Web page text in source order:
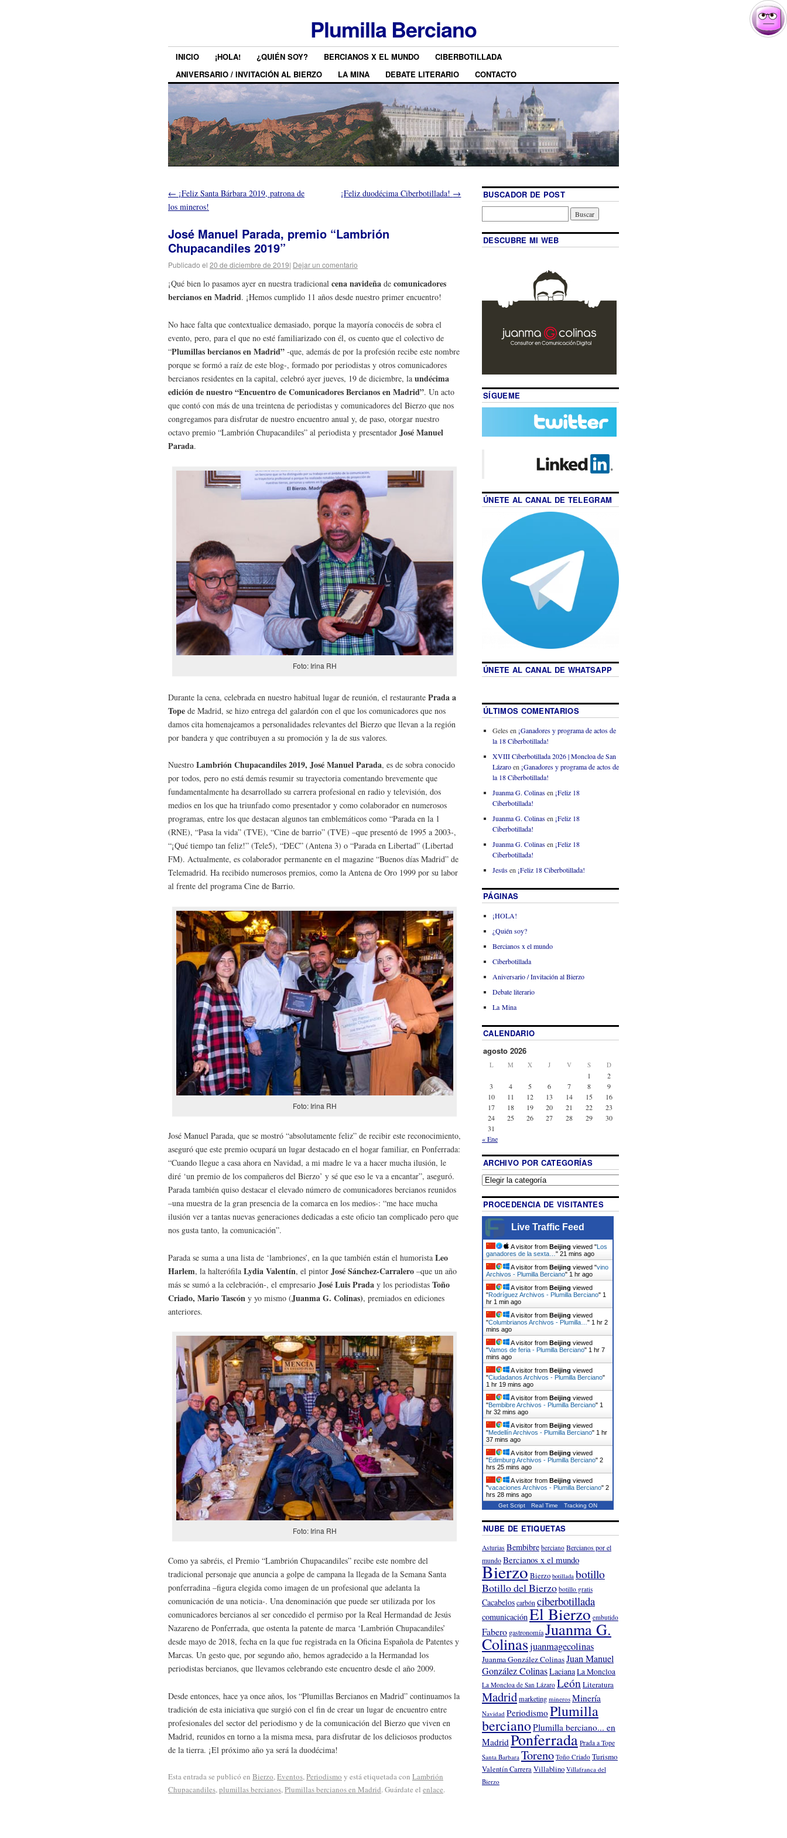
Plumilla Berciano
INICIO ¡HOLA! ¿QUIÉN SOY? BERCIANOS X EL MUNDO
CIBERBOTILLADA
ANIVERSARIO / INVITACIÓN AL BIERZO
LA MINA DEBATE LITERARIO CONTACTO
← ¡Feliz Santa Bárbara 2019, patrona de
los mineros!
¡Feliz duodécima Ciberbotillada! →
José Manuel Parada, premio “Lambrión
Chupacandiles 2019”
Publicado el 20 de diciembre de 2019| Dejar un comentario
¡Qué bien lo pasamos ayer en nuestra tradicional cena navideña de comunicadores
bercianos en Madrid. ¡Hemos cumplido 11 años desde nuestro primer encuentro!
No hace falta que contextualice demasiado, porque la mayoría conocéis de sobra el
evento, pero, para el que no esté familiarizado con él, os cuento que el colectivo de
“Plumillas bercianos en Madrid” -que, además de por la profesión recibe este nombre
porque se formó a raíz de este blog-, formado por periodistas y otros comunicadores
bercianos residentes en la capital, celebró ayer jueves, 19 de diciembre, la undécima
edición de nuestro “Encuentro de Comunicadores Bercianos en Madrid”. Un acto
que contó con más de una treintena de periodistas y comunicadores del Bierzo que nos
congregamos para disfrutar de nuestro encuentro anual y, de paso, otorgar nuestro
octavo premio “Lambrión Chupacandiles” al periodista y presentador José Manuel
Parada.
Foto: Irina RH
Durante la cena, celebrada en nuestro habitual lugar de reunión, el restaurante Prada a
Tope de Madrid, se hizo entrega del galardón con el que los comunicadores que nos
damos cita homenajeamos a personalidades relevantes del Bierzo que llevan a la región
por bandera y que contribuyen a su promoción y la de sus valores.
Nuestro Lambrión Chupacandiles 2019, José Manuel Parada, es de sobra conocido
por todos, pero no está demás resumir su trayectoria comentando brevemente que
fundamentalmente ha desarrollado su carrera profesional en radio y televisión, dos
medios en los que ha triunfado como presentador y como colaborador en numerosos
programas, entre los que destacan algunos tan emblemáticos como “Parada en la 1
(RNE), “Pasa la vida” (TVE), “Cine de barrio” (TVE) –que presentó de 1995 a 2003-,
“¡Qué tiempo tan feliz!” (Tele5), “DEC” (Antena 3) o “Parada en Libertad” (Libertad
FM). Actualmente, es colaborador permanente en el magazine “Buenos días Madrid” de
Telemadrid. Ha recibido numerosos premios, como la Antena de Oro 1999 por su labor
al frente del programa Cine de Barrio.
Foto: Irina RH
José Manuel Parada, que se mostró “absolutamente feliz” de recibir este reconocimiento,
aseguró que este premio ocupará un lugar destacado en el hogar familiar, en Ponferrada:
“Cuando llegue a casa ahora en Navidad, a mi madre le va a hacer mucha ilusión, le
diré ‘un premio de los compañeros del Bierzo’ y sé que eso le va a encantar”, aseguró.
Parada también quiso destacar el elevado número de comunicadores bercianos reunidos
–una muestra de la gran presencia de la comarca en los medios-: “me hace mucha
ilusión ver a tantas nuevas generaciones dedicadas a este oficio tan complicado pero que
nos gusta tanto, la comunicación”.
Parada se suma a una lista de ‘lambriones’, en la que también están el humorista Leo
Harlem, la halterófila Lydia Valentín, el pintor José Sánchez-Carralero –que un año
más se sumó a la celebración-, el empresario José Luis Prada y los periodistas Toño
Criado, Mario Tascón y yo mismo (Juanma G. Colinas), premiados en ediciones
anteriores.
Foto: Irina RH
Como ya sabréis, el Premio “Lambrión Chupacandiles” recibe este nombre del
tradicional personaje que anuncia a golpe de campana la llegada de la Semana Santa
ponferradina –figura elegida como imagen de un profesional que adelanta la
comunicación de una noticia-. Una denominación que puede ser utilizada por los
comunicadores bercianos al ser concedido el permiso por la Real Hermandad de Jesús
Nazareno de Ponferrada, que ostenta la patente de marca ‘Lambrión Chupacandiles’
desde mayo de 2018, fecha en la que fue registrada en la Oficina Española de Patentes y
Marcas. Un gesto que, por segundo año, hemos agradecido a la Hermandad los
periodistas bercianos, que llevamos celebrando este encuentro desde el año 2009.
Desde entonces, hace ya once años, los “Plumillas Bercianos en Madrid” continuamos la
tradición de esta iniciativa que surgió con el fin de crear un lugar de encuentro entre
profesionales del sector del periodismo y de la comunicación del Bierzo que viven en
Madrid, reunidos en torno a la misma mesa, para disfrutar de los deliciosos productos
de la tierra. ¡El próximo año ya será la duodécima!
Esta entrada se publicó en Bierzo,Eventos,Periodismo y está etiquetada con Lambrión
Chupacandiles,plumillas bercianos,Plumillas bercianos en Madrid. Guárdate el enlace.
BUSCADOR DE POST
DESCUBRE MI WEB
SÍGUEME
ÚNETE AL CANAL DE TELEGRAM
ÚNETE AL CANAL DE WHATSAPP
ÚLTIMOS COMENTARIOS
Geles en ¡Ganadores y programa de actos de
la 18 Ciberbotillada!
XVIII Ciberbotillada 2026 | Moncloa de San
Lázaroen ¡Ganadores y programa de actos de
la 18 Ciberbotillada!
Juanma G. Colinasen ¡Feliz 18
Ciberbotillada!
Juanma G. Colinasen ¡Feliz 18
Ciberbotillada!
Juanma G. Colinasen ¡Feliz 18
Ciberbotillada!
Jesúsen ¡Feliz 18 Ciberbotillada!
PÁGINAS
¡HOLA!
¿Quién soy?
Bercianos x el mundo
Ciberbotillada
Aniversario / Invitación al Bierzo
Debate literario
La Mina
CALENDARIO
agosto 2026
L M X J V S D
1
2
3
4 5 6 7 8
9
10
11 12 13 14 15
16
17
18 19 20 21 22
23
24
25 26 27 28 29
30
31
« Ene
ARCHIVO POR CATEGORÍAS
PROCEDENCIA DE VISITANTES
Live Traffic Feed
A visitor from Beijing viewed "Los
ganadores de la sexta… " 21 mins ago
A visitor from Beijing viewed "vino
Archivos - Plumilla Berciano" 1 hr ago
A visitor from Beijing viewed
"Rodríguez Archivos - Plumilla Berciano" 1
hr 1 min ago
A visitor from Beijing viewed
"Columbrianos Archivos - Plumilla… " 1 hr 2
mins ago
A visitor from Beijing viewed
"Vamos de feria - Plumilla Berciano" 1 hr 8
mins ago
A visitor from Beijing viewed
"Ciudadanos Archivos - Plumilla Berciano"
1 hr 19 mins ago
A visitor from Beijing viewed
"Bembibre Archivos - Plumilla Berciano" 1
hr 32 mins ago
A visitor from Beijing viewed
"Medellín Archivos - Plumilla Berciano" 1 hr
37 mins ago
A visitor from Beijing viewed
"Edimburg Archivos - Plumilla Berciano" 2
hrs 25 mins ago
A visitor from Beijing viewed
"vacaciones Archivos - Plumilla Berciano" 2
hrs 28 mins ago
Get Script Real Time Tracking ON
NUBE DE ETIQUETAS
Asturias Bembibre berciano Bercianos por el
mundoBercianos x el mundo
BierzoBierzo botillada botillo
Botillo del Bierzo botillo gratis
Cacabeloscarbón ciberbotillada
comunicaciónEl Bierzo embutido
Fabero gastronomíaJuanma G.
Colinasjuanmagecolinas
Juanma González ColinasJuan Manuel
González ColinasLacianaLa Moncloa
La Moncloa de San Lázaro LeónLiteratura
Madridmarketing mineros Minería
Navidad PeriodismoPlumilla
bercianoPlumilla berciano... en
MadridPonferrada Prada a Tope
Santa Barbara Toreno Toño Criado Turismo
Valentín CarreraVillablino Villafranca del
Bierzo